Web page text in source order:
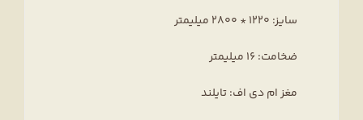
سایز: 1220 * 2800 میلیمتر
ضخامت: 16 میلیمتر
مغز ام دی اف: تایلند